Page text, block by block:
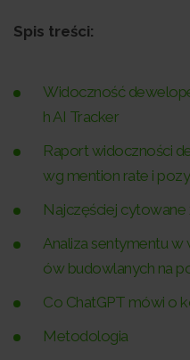
Spis treści:
Widoczność
h AI Tracker
Raport widoczności
wg mention rate i
Najczęściej cytowane
Analiza sentymentu
ów budowlanych na
Co ChatGPT mówi o
Metodologia